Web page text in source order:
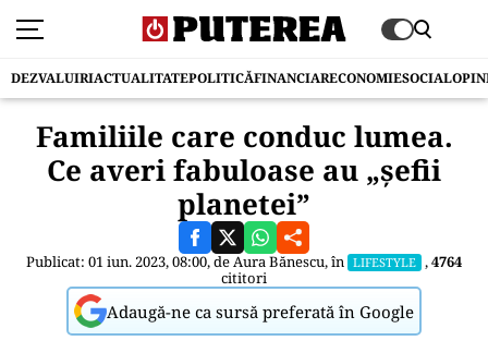
DEZVALUIRIACTUALITATEPOLITICĂFINANCIARECONOMIESOCIAL
Familiile care conduc lumea.
Ce averi fabuloase au „șefii
planetei”
Publicat: 01 iun. 2023, 08:00, deAura Bănescu, în LIFESTYLE ,4764
cititori
Adaugă-ne ca sursă preferată în Google